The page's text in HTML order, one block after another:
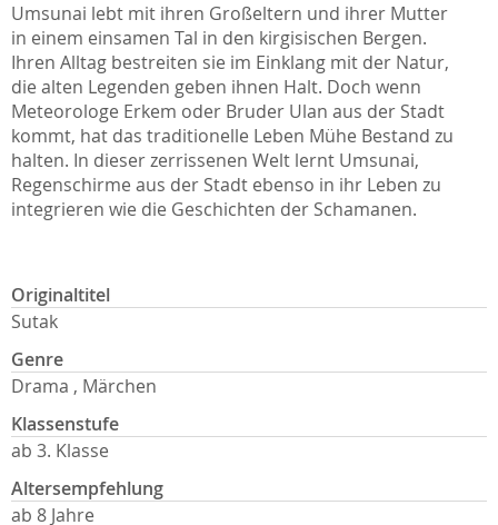
Umsunai lebt mit ihren Großeltern und ihrer Mutter
in einem einsamen Tal in den kirgisischen Bergen.
Ihren Alltag bestreiten sie im Einklang mit der Natur,
die alten Legenden geben ihnen Halt. Doch wenn
Meteorologe Erkem oder Bruder Ulan aus der Stadt
kommt, hat das traditionelle Leben Mühe Bestand zu
halten. In dieser zerrissenen Welt lernt Umsunai,
Regenschirme aus der Stadt ebenso in ihr Leben zu
integrieren wie die Geschichten der Schamanen.
Originaltitel
Sutak
Genre
Drama , Märchen
Klassenstufe
ab 3. Klasse
Altersempfehlung
ab 8 Jahre